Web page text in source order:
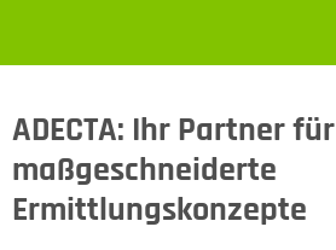
ADECTA: Ihr Partner für
maßgeschneiderte
Ermittlungskonzepte